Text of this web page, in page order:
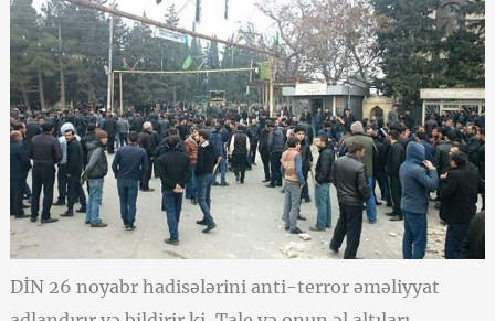
DİN 26 noyabr hadisələrini anti-terror əməliyyat